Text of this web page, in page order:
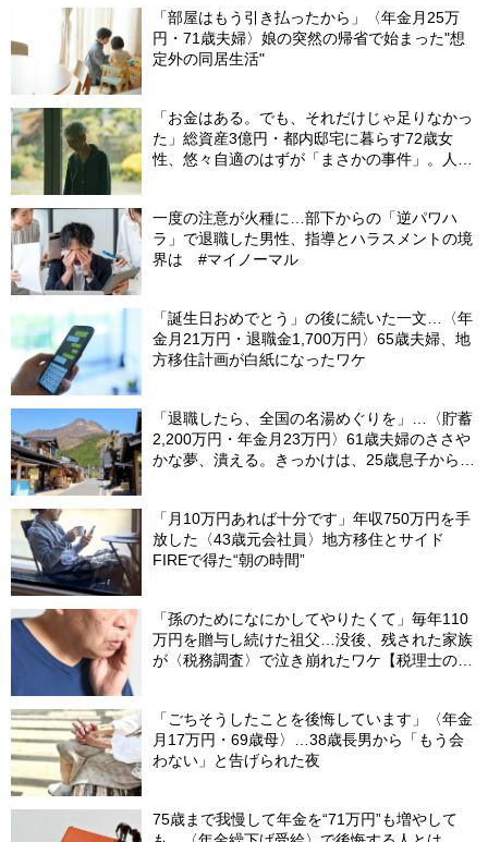
「部屋はもう引き払ったから」〈年金月25万
円・71歳夫婦〉娘の突然の帰省で始まった"想
定外の同居生活"
「お金はある。でも、それだけじゃ足りなかっ
た」総資産3億円・都内邸宅に暮らす72歳女
性、悠々自適のはずが「まさかの事件」。人目
一度の注意が火種に…部下からの「逆パワハ
ラ」で退職した男性、指導とハラスメントの境
界は #マイノーマル
「誕生日おめでとう」の後に続いた一文…〈年
金月21万円・退職金1,700万円〉65歳夫婦、地
方移住計画が白紙になったワケ
「退職したら、全国の名湯めぐりを」…〈貯蓄
2,200万円・年金月23万円〉61歳夫婦のささや
かな夢、潰える。きっかけは、25歳息子から届
「月10万円あれば十分です」年収750万円を手
放した〈43歳元会社員〉地方移住とサイド
FIREで得た“朝の時間”
「孫のためになにかしてやりたくて」毎年110
万円を贈与し続けた祖父…没後、残された家族
が〈税務調査〉で泣き崩れたワケ【税理士の助
「ごちそうしたことを後悔しています」〈年金
月17万円・69歳母〉…38歳長男から「もう会
わない」と告げられた夜
75歳まで我慢して年金を“71万円”も増やして